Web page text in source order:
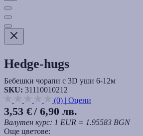
Hedge-hugs
Бебешки чорапи с 3D уши 6-12м
SKU: 31110010212
(0) | Оцени
3,53 €/ 6,90 лв.
Валутен курс: 1 EUR = 1.95583 BGN
Още цветове: